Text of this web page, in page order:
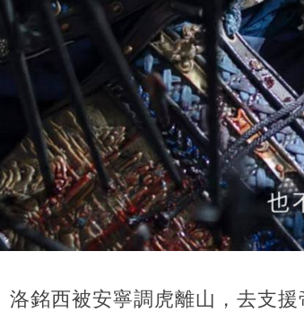
洛銘西被安寧調虎離山，去支